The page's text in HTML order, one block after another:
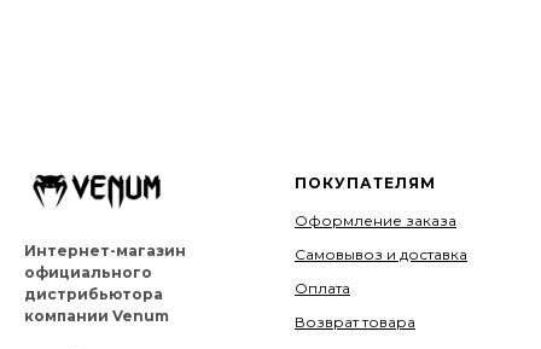
Интернет-магазин
официального
дистрибьютора
компании Venum
ПОКУПАТЕЛЯМ
Оформление заказа
Самовывоз и доставка
Оплата
Возврат товара